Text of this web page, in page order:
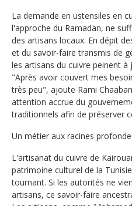
La demande en ustensiles en
l'approche du Ramadan, ne
des artisans locaux. En dépit
et du savoir-faire transmis de
les artisans du cuivre peinent à
"Après avoir couvert mes
très peu", ajoute Rami
attention accrue du
traditionnels afin de préserver
Un métier aux racines
L'artisanat du cuivre de
patrimoine culturel de la
tournant. Si les autorités ne
artisans, ce savoir-faire